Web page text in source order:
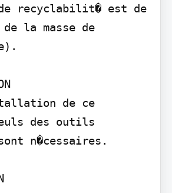
recyclabilit� est de
de la masse de
de ce
des outils
n�cessaires.